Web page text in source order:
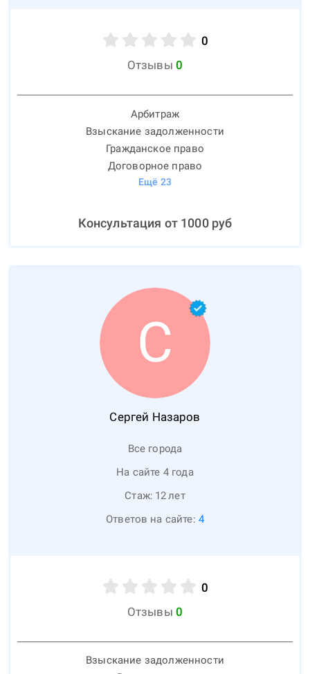
0
Отзывы 0
Арбитраж
Взыскание задолженности
Гражданское право
Договорное право
Ещё 23
Консультация от 1000руб
С
Сергей Назаров
Все города
На сайте 4 года
Стаж: 12лет
Ответов на сайте: 4
0
Отзывы 0
Взыскание задолженности